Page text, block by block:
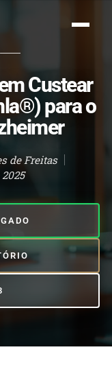
Custear
para o
de Freitas